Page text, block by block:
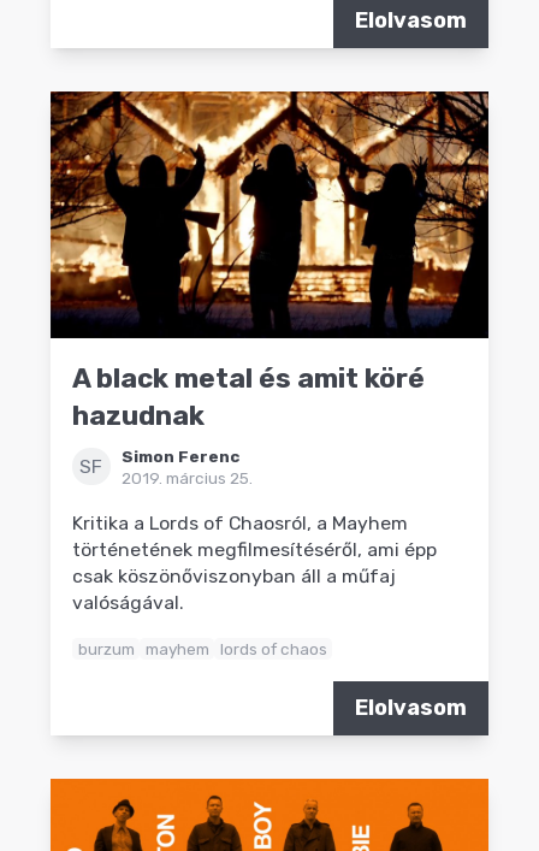
Elolvasom
A black metal és amit köré
hazudnak
SF
Simon Ferenc
2019. március 25.
Kritika a Lords of Chaosról, a Mayhem
történetének megfilmesítéséről, ami épp
csak köszönőviszonyban áll a műfaj
valóságával.
burzum mayhem lords of chaos
Elolvasom